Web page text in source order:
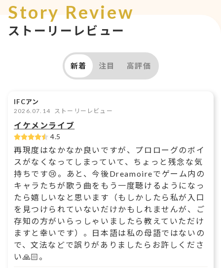
Story Review
ストーリーレビュー
新着 注目 高評価
IFCアン
2026.07.14 ストーリーレビュー
イケメンライブ
4.5
再現度はなかなか良いですが、プロローグのボイ
スがなくなってしまっていて、ちょっと残念な気
持ちです😢。あと、今後Dreamoireでゲーム内の
キャラたちが歌う曲をもう一度聴けるようになっ
たら嬉しいなと思います（もしかしたら私が入口
を見つけられていないだけかもしれませんが、ご
存知の方がいらっしゃいましたら教えていただけ
ますと幸いです）。日本語は私の母語ではないの
で、文法などで誤りがありましたらお許しくださ
い🙏🏻。